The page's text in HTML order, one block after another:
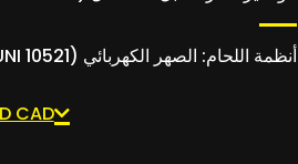
أنظمة اللحام: الصهر الكهربائي (UNI 10521).
CAD